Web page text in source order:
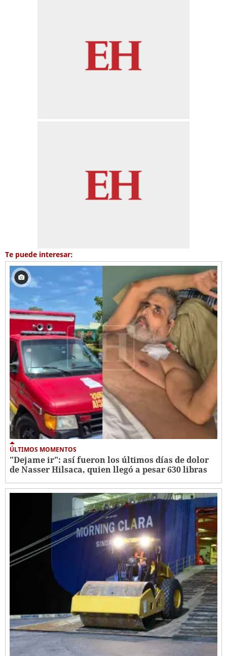
Te puede interesar:
ÚLTIMOS MOMENTOS
"Dejame ir": así fueron los últimos días de dolor
de Nasser Hilsaca, quien llegó a pesar 630 libras